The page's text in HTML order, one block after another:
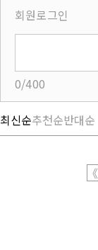
회원로그인
0/400
최신순추천순반대순
《